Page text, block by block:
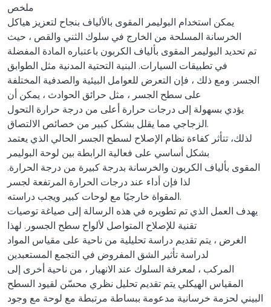
ملخص
يمكن استخدام البوليمر المقوى بالألياف بنجاح لتعزيز هياكل
الخرسانة المسلحة من الخارج في سلوك الثني والقص ، حيث
تم تحديد البوليمر المقوى بألياف الكربون باعتباره المادة المفضلة
في تطبيقات السيارات. البنية التحتية المدنية مثل الطوابق
الجسر. ومع ذلك ، فإن التعرض للعوامل البيئية والصدفية المختلفة
على سطح الجسر ، مثل حرائق الحوادث ، يمكن أن
يؤدي بسهولة إلى درجات حرارة أعلى من درجة حرارة التحول
الزجاجي مما يقلل بشكل كبير من خصائص الالتصاق.
لذلك، تتأثر كفاءة نظام الإصلاح لسطح الجسر الحالي الذي يعتمد
بشكل أساسي على فعالية الرابطة بين لوحة البوليمر
المقوى بألياف الكربون والخرسانة بدرجة كبيرة من درجة الحرارة.
لذا فإن أداء عند درجات الحرارة المرتفعة لجسر
المقواة خارجيًا مع لوحات كبير ويجب دراسته.
يهدف العمل الذي تم تطويره في هذه الرسالة إلى صياغة توصيات
تقنية للإصلاح المتواصل لألواح سطح الجسور. لهذا
الغرض ، يتم تقديم دراسة تحليلية من ناحية على مقياس المواد
لدراسة تأثير الشق المفروض في التجمع المستعبدين
المركب ، لمعرفة السلوك عند الانهيار ، من ناحية أخرى إلى
المقياس الهيكلي يتم تقديم تحليل نظري محسّن لقيود السطح
البيني لحزمة خرسانية مدعومة ببساطة مرتبطة مع لوحة مع وجود